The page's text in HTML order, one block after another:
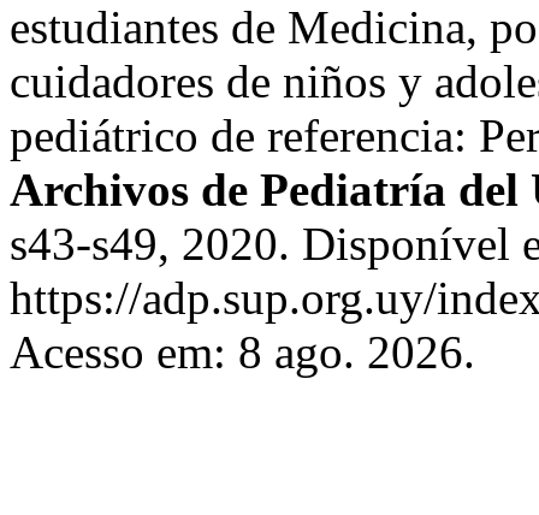
estudiantes de Medicina,
cuidadores de niños y
pediátrico de referencia:
Archivos de Pediatría del
s43-s49, 2020. Disponível
https://adp.sup.org.uy/
Acesso em: 8 ago. 2026.